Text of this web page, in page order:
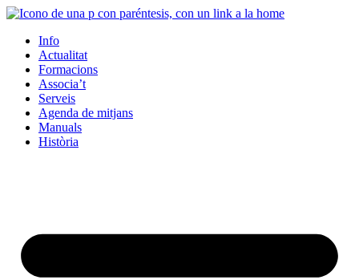
Info
Actualitat
Formacions
Associa’t
Serveis
Agenda de mitjans
Manuals
Història